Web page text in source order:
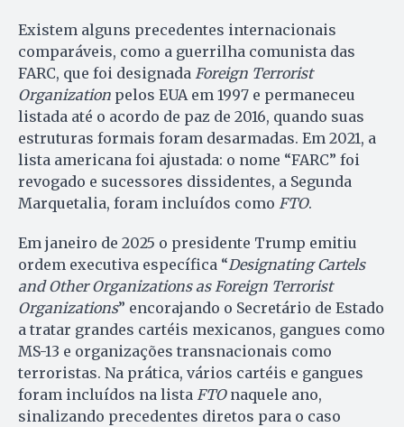
Existem alguns precedentes internacionais
comparáveis, como a guerrilha comunista das
FARC, que foi designada Foreign Terrorist
Organization pelos EUA em 1997 e permaneceu
listada até o acordo de paz de 2016, quando suas
estruturas formais foram desarmadas. Em 2021, a
lista americana foi ajustada: o nome “FARC” foi
revogado e sucessores dissidentes, a Segunda
Marquetalia, foram incluídos como FTO.
Em janeiro de 2025 o presidente Trump emitiu
ordem executiva específica “Designating Cartels
and Other Organizations as Foreign Terrorist
Organizations” encorajando o Secretário de Estado
a tratar grandes cartéis mexicanos, gangues como
MS-13 e organizações transnacionais como
terroristas. Na prática, vários cartéis e gangues
foram incluídos na lista FTOnaquele ano,
sinalizando precedentes diretos para o caso